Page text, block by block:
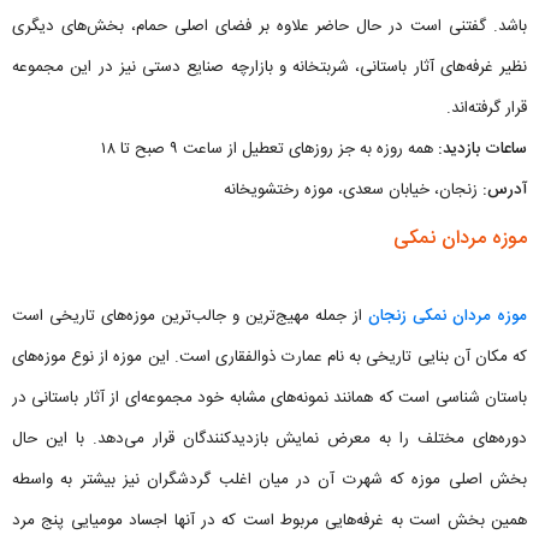
باشد. گفتنی است در حال حاضر علاوه بر فضای اصلی حمام، بخش‌های دیگری
نظیر غرفه‌های آثار باستانی، شربتخانه و بازارچه صنایع دستی نیز در این مجموعه
قرار گرفته‌اند.
ساعات بازدید: همه روزه به جز روزهای تعطیل از ساعت ۹ صبح تا ۱۸
آدرس: زنجان، خیابان سعدی، موزه رختشویخانه
موزه مردان نمکی
موزه مردان نمکی زنجان از جمله مهیج‌ترین و جالب‌ترین موزه‌های تاریخی است
که مکان آن بنایی تاریخی به نام عمارت ذوالفقاری است. این موزه از نوع موزه‌های
باستان شناسی است که همانند نمونه‌های مشابه خود مجموعه‌ای از آثار باستانی در
دوره‌های مختلف را به معرض نمایش بازدیدکنندگان قرار می‌دهد. با این حال
بخش اصلی موزه که شهرت آن در میان اغلب گردشگران نیز بیشتر به واسطه
همین بخش است به غرفه‌هایی مربوط است که در آنها اجساد مومیایی پنج مرد